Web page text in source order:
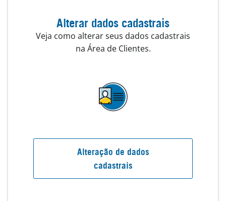
Alterar dados cadastrais
Veja como alterar seus dados cadastrais
na Área de Clientes.
Alteração de dados
cadastrais